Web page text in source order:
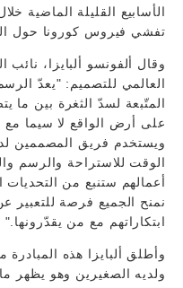
الأسابيع القليلة الماضية
تفشي فيروس كورونا حول
وقال ألفونسو ألبايزا،
العالمي للتصميم: "يعدّ
المتّبعة لسدّ الثغرة بين ما
على أرض الواقع لا سيما مع
ويستخدم فريق المصممين
الوقت للاستراحة والرسم
أعمالهم ستنبع من التحديات
نمنح الجميع فرصة
ابتكاراتهم مع من يقدّرونها."
وأطلق ألبايزا هذه
ولديه الصغيرين وهو يظهر